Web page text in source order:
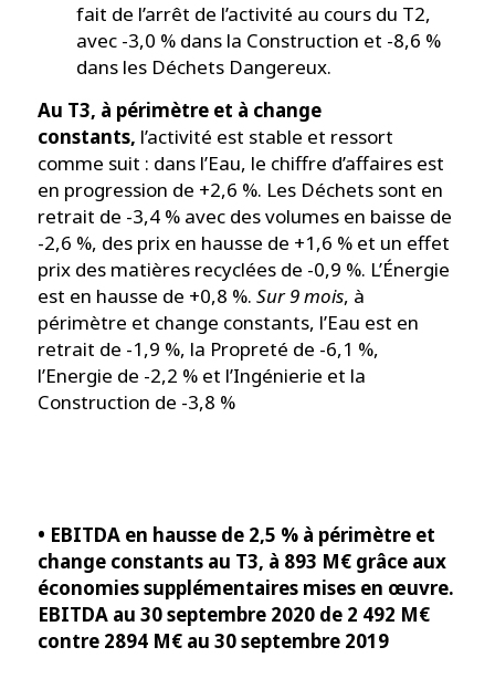
fait de l’arrêt de l’activité au cours du T2,
avec -3,0 % dans la Construction et -8,6 %
dans les Déchets Dangereux.
Au T3, à périmètre et à change
constants, l’activité est stable et ressort
comme suit : dans l’Eau, le chiffre d’affaires est
en progression de +2,6 %. Les Déchets sont en
retrait de -3,4 % avec des volumes en baisse de
-2,6 %, des prix en hausse de +1,6 % et un effet
prix des matières recyclées de -0,9 %. L’Énergie
est en hausse de +0,8 %. Sur 9 mois, à
périmètre et change constants, l’Eau est en
retrait de -1,9 %, la Propreté de -6,1 %,
l’Energie de -2,2 % et l’Ingénierie et la
Construction de -3,8 %
• EBITDA en hausse de 2,5 % à périmètre et
change constants au T3, à 893 M€ grâce aux
économies supplémentaires mises en œuvre.
EBITDA au 30 septembre 2020 de 2 492 M€
contre 2894 M€ au 30 septembre 2019